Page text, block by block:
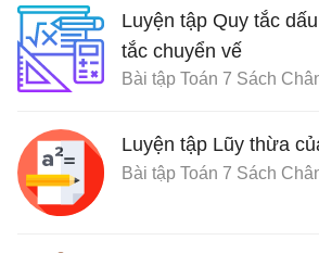
Luyện tập Quy tắc
tắc chuyển vế
Bài tập Toán 7 Sách
Luyện tập Lũy thừa
Bài tập Toán 7 Sách